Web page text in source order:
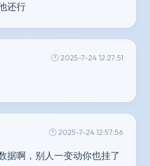
还行
🕐 2025-7-24 12:27:51
🕐 2025-7-24 12:57:56
据啊，别人一变动你也挂了